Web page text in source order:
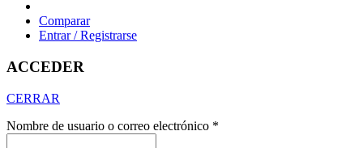
Comparar
Entrar / Registrarse
ACCEDER
CERRAR
Nombre de usuario o correo electrónico *